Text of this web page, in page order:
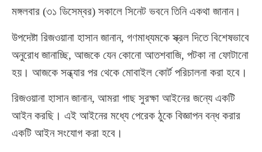
মঙ্গলবার (৩১ ডিসেম্বর) সকালে সিনেট ভবনে তিনি একথা জানান।
উপদেষ্টা রিজওয়ানা হাসান জানান, গণমাধ্যমকে স্ক্রল দিতে বিশেষভাবে
অনুরোধ জানাচ্ছি, আজকে যেন কোনো আতশবাজি, পটকা না ফোটানো
হয়। আজকে সন্ধ্যার পর থেকে মোবাইল কোর্ট পরিচালনা করা হবে।
রিজওয়ানা হাসান জানান, আমরা গাছ সুরক্ষা আইনের জন্যে একটি
আইন করছি। এই আইনের মধ্যে পেরেক ঠুকে বিজ্ঞাপন বন্ধ করার
একটি আইন সংযোগ করা হবে।